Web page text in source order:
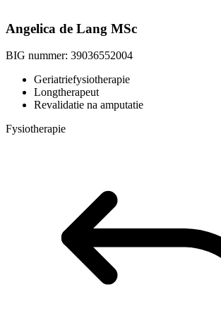
Angelica de Lang MSc
BIG nummer: 39036552004
Geriatriefysiotherapie
Longtherapeut
Revalidatie na amputatie
Fysiotherapie